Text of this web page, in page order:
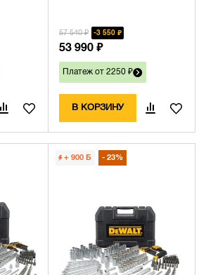
57 540 ₽ 3 550 ₽
53 990 ₽
Платеж от 2250 ₽
В КОРЗИНУ
+ 900 Б 23%